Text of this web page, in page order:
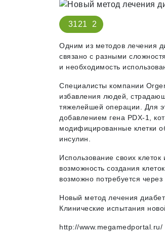
3121 2
Одним из методов лечения
связано с разными
и необходимость
Специалисты компании
избавления людей,
тяжелейшей операции. Для
добавлением гена PDX-1,
модифицированные клетки
инсулин.
Использование своих
возможность создания
возможно потребуется через
Новый метод лечения
Клинические испытания
http://www.megamedportal.ru/